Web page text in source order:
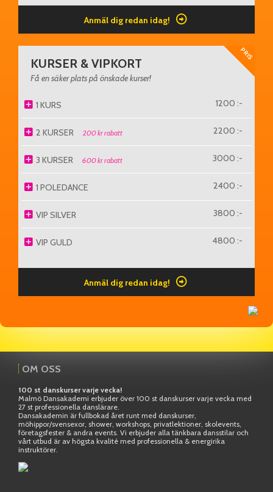
Anmäl dig redan idag!
KURSER & VIPKORT
Få en säker plats på önskade kurser!
PRIS
1 KURS 1200 :-
2 KURSER 200 kr rabatt 2200 :-
3 KURSER 600 kr rabatt 3000 :-
1 POLEDANCE 2400 :-
VIP SILVER 3800 :-
VIP GULD 4800 :-
Anmäl dig redan idag!
OM OSS
100 st danskurser varje vecka!
Malmö Dansakademi erbjuder över 100 st danskurser varje vecka med
27 st professionella danslärare.
Dansakademin är fullbokad året runt med danskurser,
möhippor/svensexor, shower, workshops, privatlektioner, skolevents,
företagsfester & andra events. Vi erbjuder alla tänkbara dansstilar och
vårt utbud är av högsta kvalité med professionella & energirika
instruktörer.